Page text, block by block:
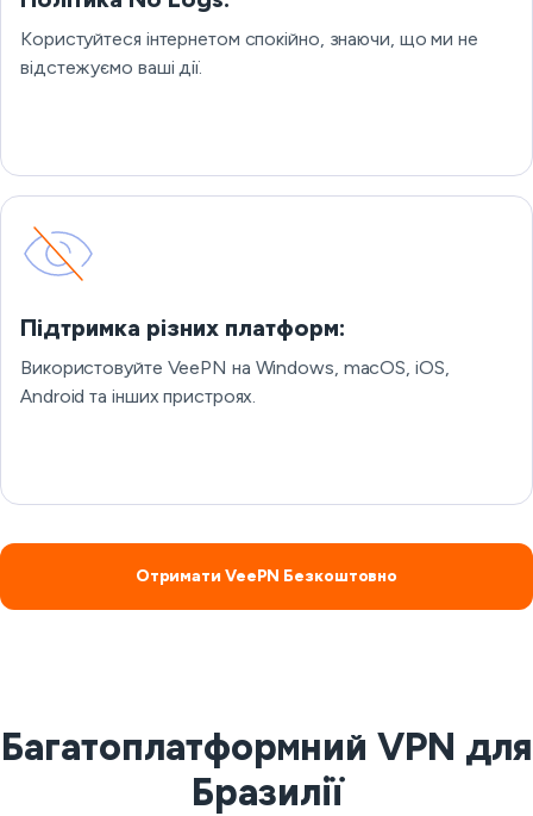
Користуйтеся інтернетом спокійно, знаючи, що ми не
відстежуємо ваші дії.
Підтримка різних платформ:
Використовуйте VeePN на Windows, macOS, iOS,
Android та інших пристроях.
Отримати VeePN Безкоштовно
Багатоплатформний VPN для
Бразилії